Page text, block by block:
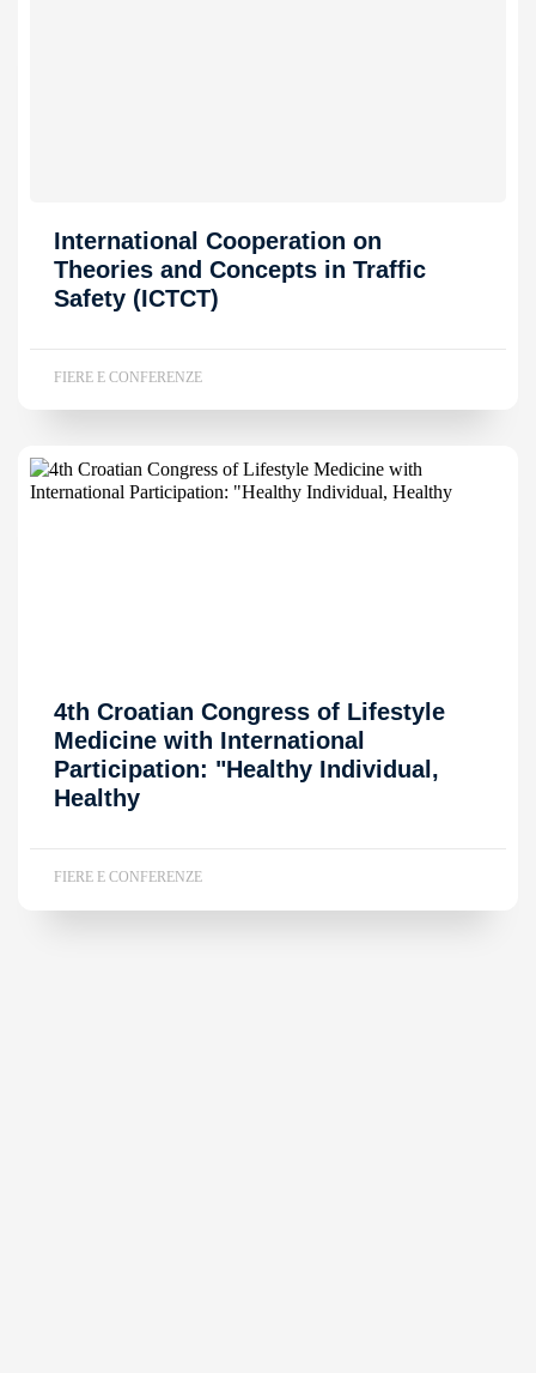
International Cooperation on
Theories and Concepts in Traffic
Safety (ICTCT)
FIERE E CONFERENZE
4th Croatian Congress of Lifestyle
Medicine with International
Participation: "Healthy Individual,
Healthy
FIERE E CONFERENZE